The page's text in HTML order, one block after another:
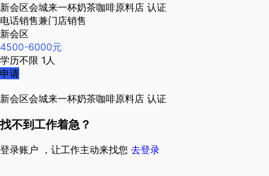
新会区会城来一杯奶茶咖啡原料店 认证
电话销售兼门店销售
新会区
4500-6000元
学历不限 1人
申请
新会区会城来一杯奶茶咖啡原料店 认证
找不到工作着急？
登录账户 ，让工作主动来找您 去登录